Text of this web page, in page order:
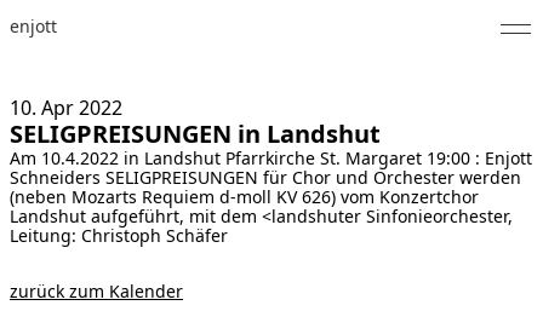
enjott
Selected Works
Werkverzeichnis
About
Fotos
10. Apr2022
SELIGPREISUNGEN in Landshut
Am 10.4.2022 in Landshut Pfarrkirche St. Margaret 19:00 : Enjott
Schneiders SELIGPREISUNGEN für Chor und Orchester werden
(neben Mozarts Requiem d-moll KV 626) vom Konzertchor
Landshut aufgeführt, mit dem <landshuter Sinfonieorchester,
Leitung: Christoph Schäfer
zurück zum Kalender